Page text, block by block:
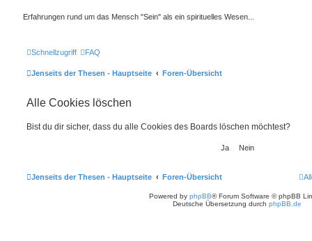
Erfahrungen rund um das Mensch "Sein" als ein spirituelles Wesen...
Schnellzugriff FAQ
Jenseits der Thesen - Hauptseite Foren-Übersicht
Alle Cookies löschen
Bist du dir sicher, dass du alle Cookies des Boards löschen möchtest?
Jenseits der Thesen - Hauptseite Foren-Übersicht
Powered by phpBB® Forum Software © phpBB
Deutsche Übersetzung durch phpBB.de